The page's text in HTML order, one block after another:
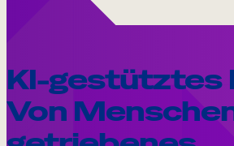
KI-gestütztes
Von